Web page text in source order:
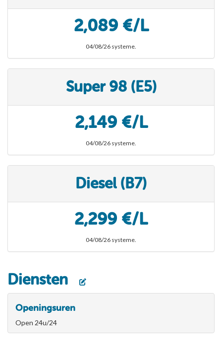
2,089 €/L
04/08/26 systeme.
Super 98 (E5)
2,149 €/L
04/08/26 systeme.
Diesel (B7)
2,299 €/L
04/08/26 systeme.
Diensten
Openingsuren
Open 24u/24